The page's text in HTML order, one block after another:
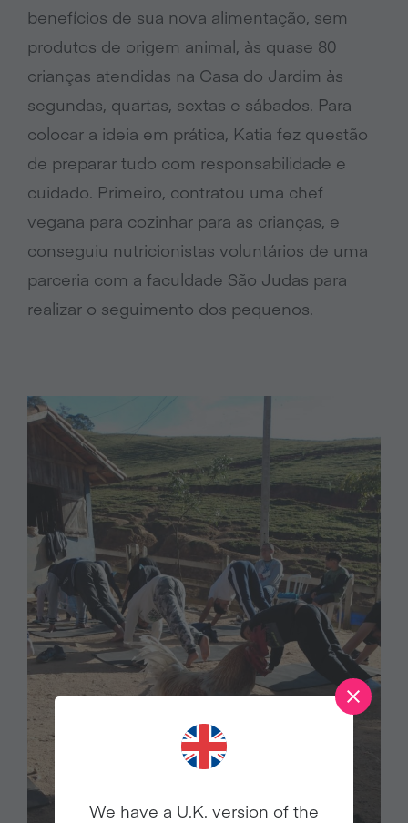
benefícios de sua nova alimentação, sem
produtos de origem animal, às quase 80
crianças atendidas na Casa do Jardim às
segundas, quartas, sextas e sábados. Para
colocar a ideia em prática, Katia fez questão
de preparar tudo com responsabilidade e
cuidado. Primeiro, contratou uma chef
vegana para cozinhar para as crianças, e
conseguiu nutricionistas voluntários de uma
parceria com a faculdade São Judas para
realizar o seguimento dos pequenos.
We have a U.K. version of the